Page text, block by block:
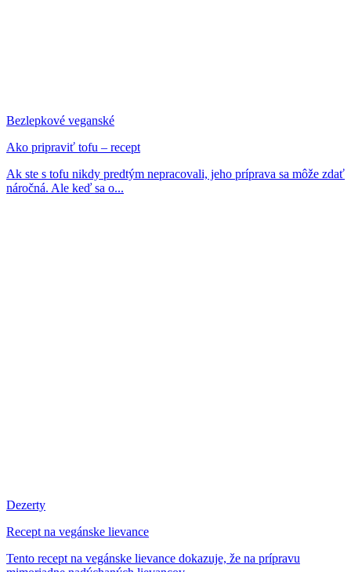
Bezlepkové veganské
Ako pripraviť tofu – recept
Ak ste s tofu nikdy predtým nepracovali, jeho príprava sa môže zdať
náročná. Ale keď sa o...
Dezerty
Recept na vegánske lievance
Tento recept na vegánske lievance dokazuje, že na prípravu